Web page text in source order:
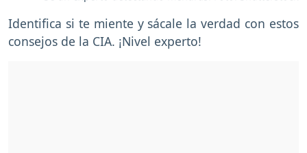
Identifica si te miente y sácale la verdad con estos
consejos de la CIA. ¡Nivel experto!